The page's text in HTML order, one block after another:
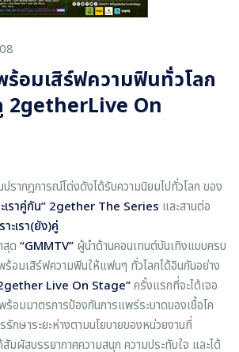
ร้อมเสิร์ฟความฟินทั่วโลก
2getherLive On
ปรากฎการณ์โด่งดังได้รับความนิยมไปทั่วโลก ของ
เราคู่กัน” 2gether The Series และสานต่อ
าะเรา(ยัง)คู่
สุด “GMMTV” ผู้นำด้านคอนเทนต์บันเทิงแบบครบ
อมเสิร์ฟความฟินให้แฟนๆ ทั่วโลกได้อินกันอย่าง
Live On Stage”ครั้งแรกที่จะได้เจอ
อมมาตรการป้องกันการแพร่ระบาดของเชื้อโค
กษาระยะห่างตามนโยบายของหน่วยงานที่
มผัสบรรยากาศความสนุก ความประทับใจ และได้